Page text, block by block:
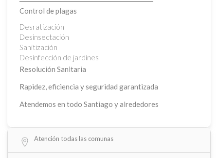
Control de plagas
Desratización
Desinsectación
Sanitización
Desinfección de jardines
Resolución Sanitaria
Rapidez, eficiencia y seguridad garantizada
Atendemos en todo Santiago y alrededores
Atención todas las comunas